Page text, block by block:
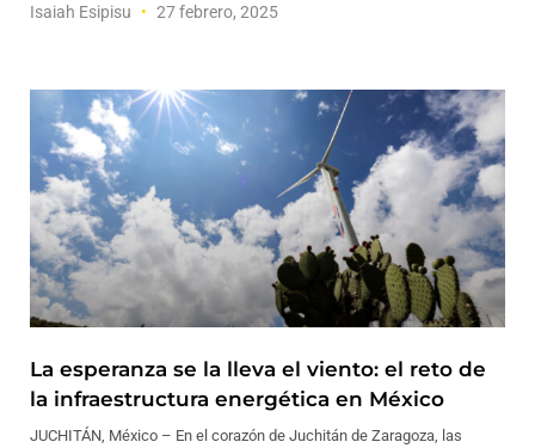
Isaiah Esipisu 27 febrero, 2025
La esperanza se la lleva el viento: el reto de
la infraestructura energética en México
JUCHITÁN, México – En el corazón de Juchitán de Zaragoza, las